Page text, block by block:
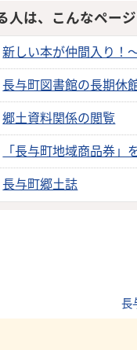
人は、こんなページ
新しい本が仲間入り！
長与町図書館の長期休
郷土資料関係の閲覧
「長与町地域商品券」
長与町郷土誌
長